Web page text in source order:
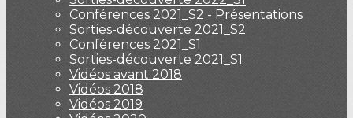
Conférences 2021_S2 - Présentations
Sorties-découverte 2021_S2
Conférences 2021_S1
Sorties-découverte 2021_S1
Vidéos avant 2018
Vidéos 2018
Vidéos 2019